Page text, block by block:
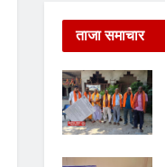
ताजा समाचार